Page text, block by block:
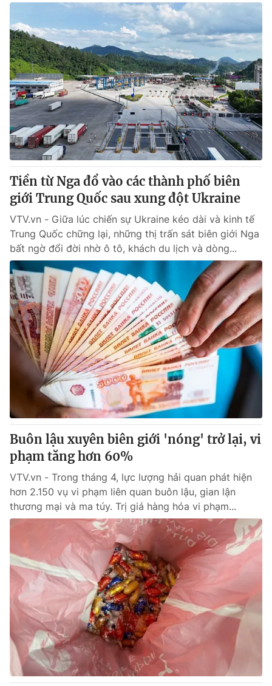
Liên hệ quảng cáo:024-7300.7108
® Cấm sao chép dưới mọi hình thức nếu không có sự chấp
thuận bằng văn bản. Ghi rõ nguồn VTV.vn khi phát hành lại
thông tin từ website này.
Tiền từ Nga đổ vào các thành phố biên
giới Trung Quốc sau xung đột Ukraine
VTV.vn - Giữa lúc chiến sự Ukraine kéo dài và kinh tế
Trung Quốc chững lại, những thị trấn sát biên giới Nga
bất ngờ đổi đời nhờ ô tô, khách du lịch và dòng...
Buôn lậu xuyên biên giới 'nóng' trở lại, vi
phạm tăng hơn 60%
VTV.vn - Trong tháng 4, lực lượng hải quan phát hiện
hơn 2.150 vụ vi phạm liên quan buôn lậu, gian lận
thương mại và ma túy. Trị giá hàng hóa vi phạm...